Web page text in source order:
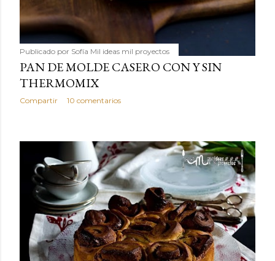
Publicado por Sofía Mil ideas mil proyectos
PAN DE MOLDE CASERO CON Y SIN
THERMOMIX
Compartir 10 comentarios